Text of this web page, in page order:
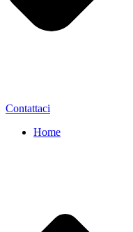
Contattaci
Home